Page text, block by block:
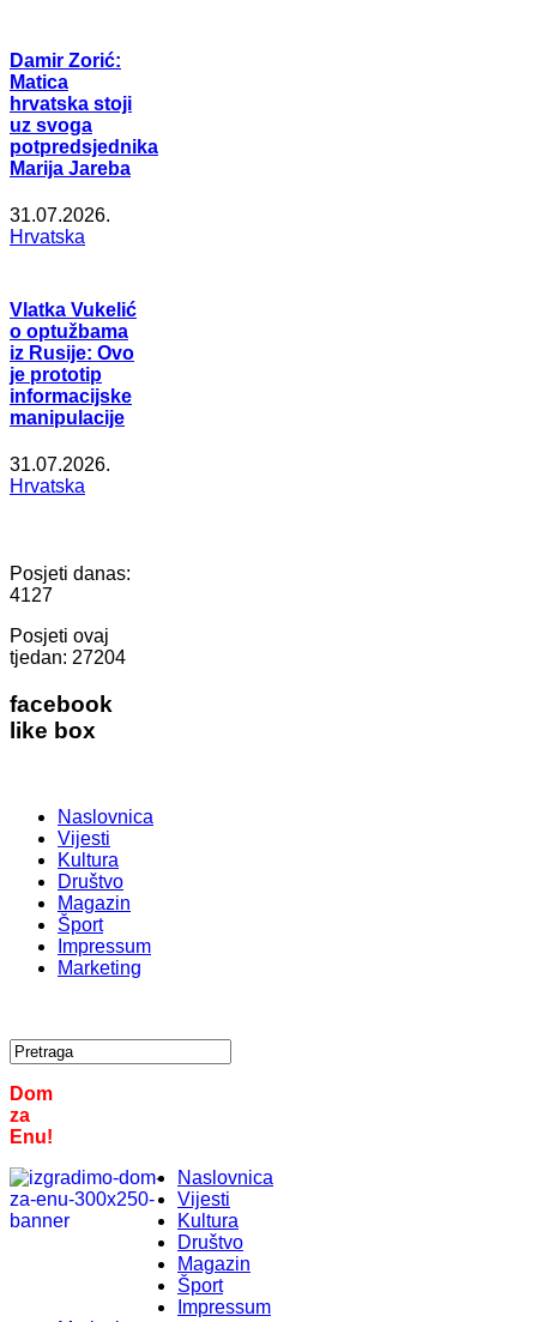
Damir Zorić:
Matica
hrvatska stoji
uz svoga
potpredsjednika
Marija Jareba
31.07.2026.
Hrvatska
Vlatka Vukelić
o optužbama
iz Rusije: Ovo
je prototip
informacijske
manipulacije
31.07.2026.
Hrvatska
Posjeti danas:
4127
Posjeti ovaj
tjedan: 27204
facebook
like box
Naslovnica
Vijesti
Kultura
Društvo
Magazin
Šport
Impressum
Marketing
Dom
za
Enu!
Naslovnica
Vijesti
Kultura
Društvo
Magazin
Šport
Impressum